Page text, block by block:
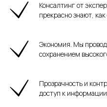
Консалтинг от
прекрасно знают,
Экономия. Мы
сохранением
Прозрачность и
доступ к